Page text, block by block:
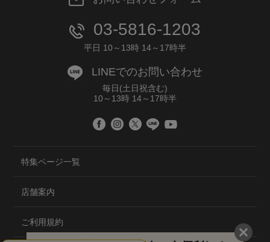
03-5816-1203
平日 10～13時 14～17時半
LINEでのお問い合わせ
毎日(土日祝含む)
10～13時 14～17時半
特集ページ一覧
店舗案内
ご利用規約